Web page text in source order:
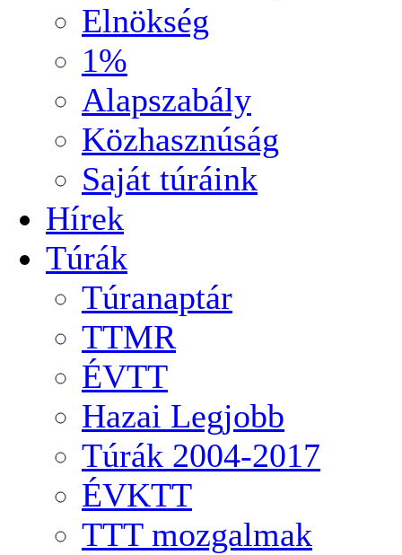
Elnökség
1%
Alapszabály
Közhasznúság
Saját túráink
Hírek
Túrák
Túranaptár
TTMR
ÉVTT
Hazai Legjobb
Túrák 2004-2017
ÉVKTT
TTT mozgalmak